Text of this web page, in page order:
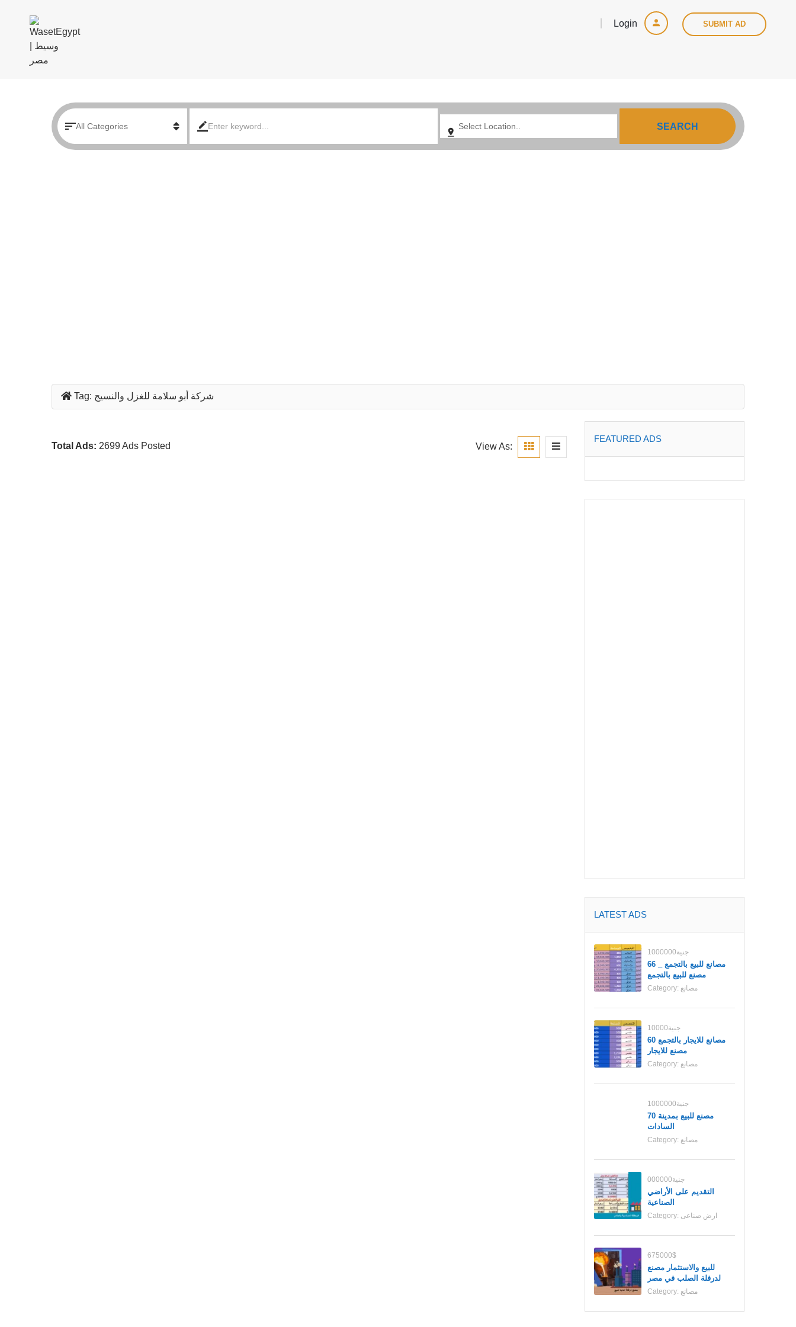
Login SUBMIT AD
SEARCH
Tag: شركة أبو سلامة للغزل والنسيج
Total Ads: 2699 Ads Posted View As:
FEATURED ADS
LATEST ADS
1000000جنية
مصانع للبيع بالتجمع _ 66
مصنع للبيع بالتجمع
Category: مصانع
10000جنية
مصانع للايجار بالتجمع 60
مصنع للايجار
Category: مصانع
1000000جنية
70 مصنع للبيع بمدينة
السادات
Category: مصانع
000000جنية
التقديم على الأراضي
الصناعية
Category: ارض صناعى
675000$
للبيع والاستثمار مصنع
لدرفلة الصلب في مصر
Category: مصانع